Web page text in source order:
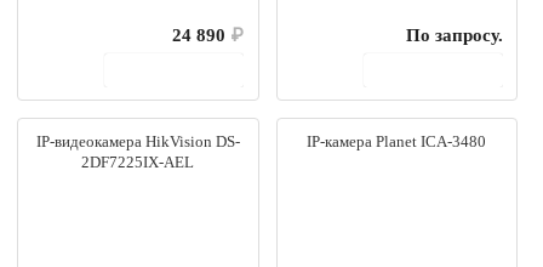
24 890 ₽
По запросу.
IP-видеокамера HikVision DS-
2DF7225IX-AEL
IP-камера Planet ICA-3480